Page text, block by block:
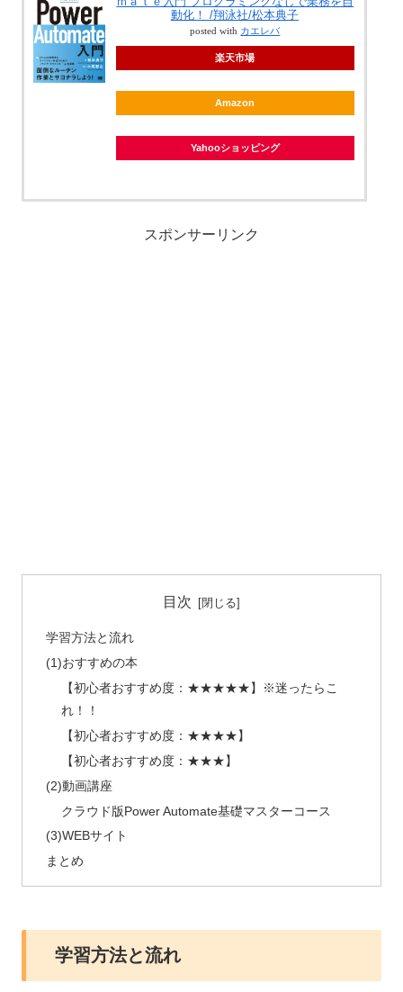
動化！ /翔泳社/松本典子
posted with カエレバ
楽天市場
Amazon
Yahooショッピング
スポンサーリンク
目次
学習方法と流れ
(1)おすすめの本
【初心者おすすめ度：★★★★★】※迷ったらこ
れ！！
【初心者おすすめ度：★★★★】
【初心者おすすめ度：★★★】
(2)動画講座
クラウド版Power Automate基礎マスターコース
(3)WEBサイト
まとめ
学習方法と流れ